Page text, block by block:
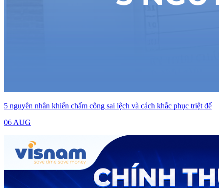
5 nguyên nhân khiến chấm công sai lệch và cách khắc phục triệt để
06 AUG